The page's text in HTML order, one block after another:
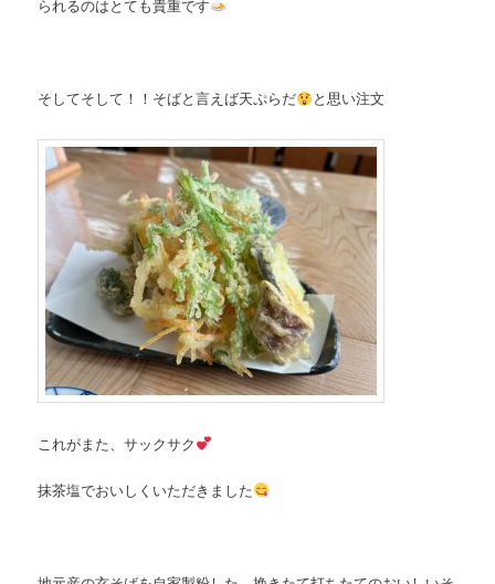
られるのはとても貴重です
そしてそして！！そばと言えば天ぷらだ と思い注文
これがまた、サックサク
抹茶塩でおいしくいただきました